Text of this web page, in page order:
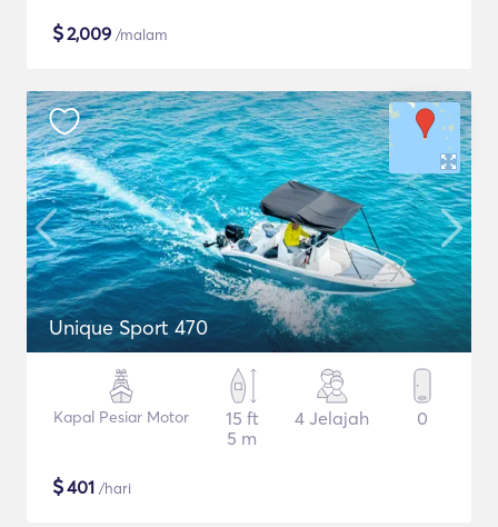
$2,009 /malam
Unique Sport 470
Kapal Pesiar Motor
15 ft
5 m
4 Jelajah 0
$401 /hari